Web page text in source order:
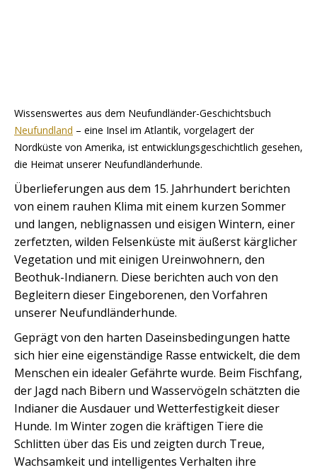
Wissenswertes aus dem Neufundländer-Geschichtsbuch
Neufundland – eine Insel im Atlantik, vorgelagert der
Nordküste von Amerika, ist entwicklungsgeschichtlich gesehen,
die Heimat unserer Neufundländerhunde.
Überlieferungen aus dem 15. Jahrhundert berichten
von einem rauhen Klima mit einem kurzen Sommer
und langen, neblignassen und eisigen Wintern, einer
zerfetzten, wilden Felsenküste mit äußerst kärglicher
Vegetation und mit einigen Ureinwohnern, den
Beothuk-Indianern. Diese berichten auch von den
Begleitern dieser Eingeborenen, den Vorfahren
unserer Neufundländerhunde.
Geprägt von den harten Daseinsbedingungen hatte
sich hier eine eigenständige Rasse entwickelt, die dem
Menschen ein idealer Gefährte wurde. Beim Fischfang,
der Jagd nach Bibern und Wasservögeln schätzten die
Indianer die Ausdauer und Wetterfestigkeit dieser
Hunde. Im Winter zogen die kräftigen Tiere die
Schlitten über das Eis und zeigten durch Treue,
Wachsamkeit und intelligentes Verhalten ihre